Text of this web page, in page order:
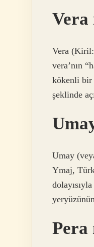
Vera
Vera
vera’nın
kökenli bir
şeklinde
Umay (veya Umay; Eski
Ymaj,
Pera